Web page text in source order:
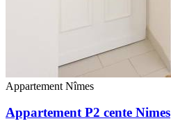
Appartement Nîmes
Appartement P2 cente Nimes